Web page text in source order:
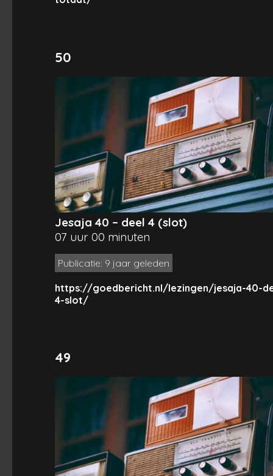
50
Jesaja 40 – deel 4 (slot)
07 uur 00 minuten
Publicatie: 9 jaar geleden
https://goedbericht.nl/lezingen/jesaja-40-
4-slot/
49